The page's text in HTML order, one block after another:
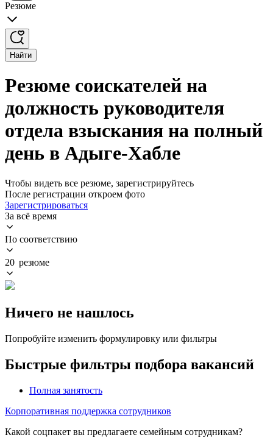
Резюме
Найти
Резюме соискателей на
должность руководителя
отдела взыскания на полный
день в Адыге-Хабле
Чтобы видеть все резюме, зарегистрируйтесь
После регистрации откроем фото
Зарегистрироваться
За всё время
По соответствию
20 резюме
Ничего не нашлось
Попробуйте изменить формулировку или фильтры
Быстрые фильтры подбора вакансий
Полная занятость
Корпоративная поддержка сотрудников
Какой соцпакет вы предлагаете семейным сотрудникам?